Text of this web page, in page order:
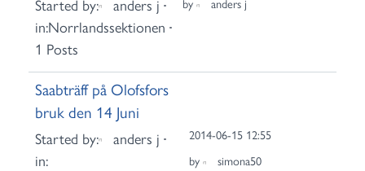
Started by:
anders j
in:Norrlandssektionen
1 Posts
by anders j
Saabträff på Olofsfors
bruk den 14 Juni
Started by:
anders j
in:
2014-06-15 12:55
by
simona50